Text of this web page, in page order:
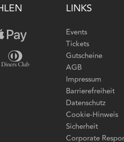
LINKS
Events
Tickets
Gutscheine
AGB
Impressum
Barrierefreiheit
Datenschutz
Cookie-Hinweis
Sicherheit
Corporate